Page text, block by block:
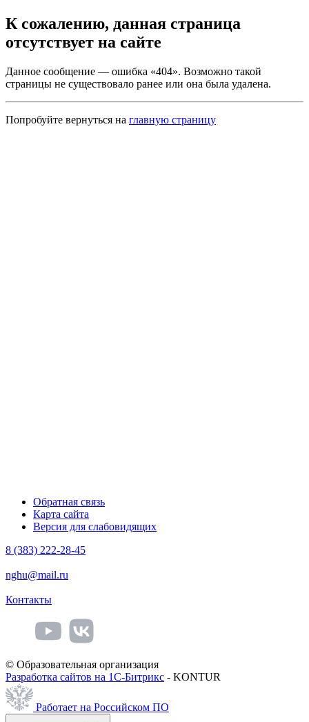
К сожалению, данная страница
отсутствует на сайте
Данное сообщение — ошибка «404». Возможно такой
страницы не существовало ранее или она была удалена.
Попробуйте вернуться на главную страницу
Обратная связь
Карта сайта
Версия для слабовидящих
8 (383) 222-28-45
nghu@mail.ru
Контакты
© Образовательная организация
Разработка сайтов на 1С-Битрикс - KONTUR
Работает на Российском ПО